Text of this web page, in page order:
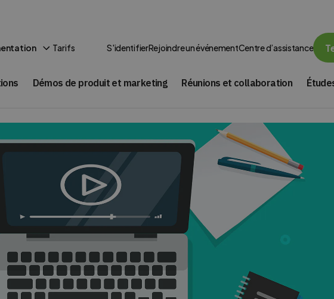
Tarifs S'identifierRejoindre un événementCentre d’assistance
Démos de produit et marketing Réunions et collaboration